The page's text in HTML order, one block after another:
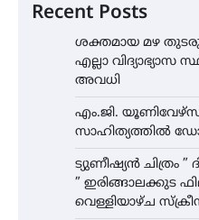
Recent Posts
ശക്തമായ മഴ
എല്ലാ
അവധി
എം.ജി.
സാഹിത്യത്തിൽ
ട്യുണീഷ്യൻ ചിത്രം
” ഇരിങ്ങാലക്കുട
വെള്ളിയാഴ്ച